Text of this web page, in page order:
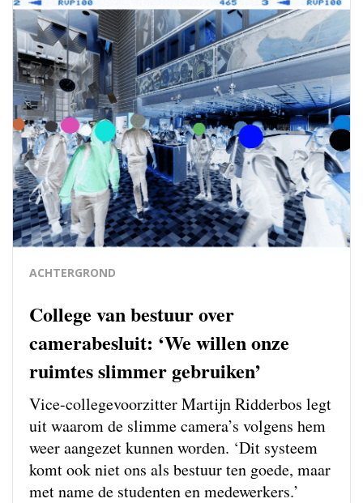
ACHTERGROND
College van bestuur over
camerabesluit: ‘We willen onze
ruimtes slimmer gebruiken’
Vice-collegevoorzitter Martijn Ridderbos legt
uit waarom de slimme camera’s volgens hem
weer aangezet kunnen worden. ‘Dit systeem
komt ook niet ons als bestuur ten goede, maar
met name de studenten en medewerkers.’